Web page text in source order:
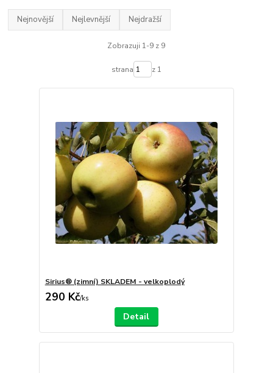
Nejnovější Nejlevnější Nejdražší
Zobrazuji 1-9 z 9
strana z 1
Sirius® (zimní) SKLADEM - velkoplodý
290 Kč/ks
Detail